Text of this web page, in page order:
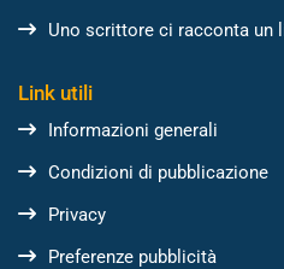
Uno scrittore ci racconta un
Link utili
Informazioni generali
Condizioni di pubblicazione
Privacy
Preferenze pubblicità